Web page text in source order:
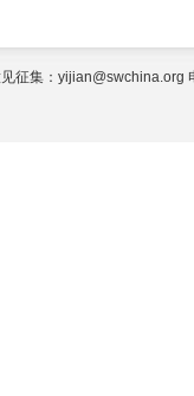
征集：yijian@swchina.org